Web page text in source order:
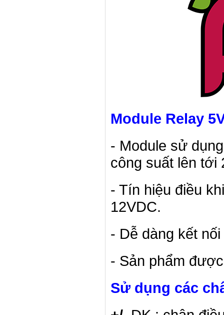
Module Relay
- Module sử
công suất lên tới
- Tín hiệu điều
12VDC.
- Dễ dàng kết
- Sản phẩm
Sử dụng các